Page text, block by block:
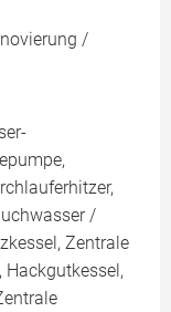
/
/
Zentrale
Hackgutkessel,